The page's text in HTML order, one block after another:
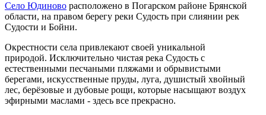
Село Юдиново расположено в Погарском районе Брянской
области, на правом берегу реки Судость при слиянии рек
Судости и Бойни.
Окрестности села привлекают своей уникальной
природой. Исключительно чистая река Судость с
естественными песчаными пляжами и обрывистыми
берегами, искусственные пруды, луга, душистый хвойный
лес, берёзовые и дубовые рощи, которые насыщают воздух
эфирными маслами - здесь все прекрасно.